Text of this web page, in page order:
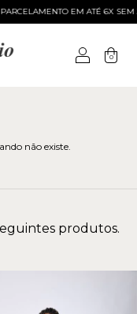
EM ATÉ 6X SEM
0
não existe.
produtos.